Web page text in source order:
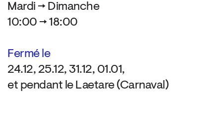
Mardi → Dimanche
10:00 → 18:00
Fermé le
24.12, 25.12, 31.12, 01.01,
et pendant le Laetare (Carnaval)